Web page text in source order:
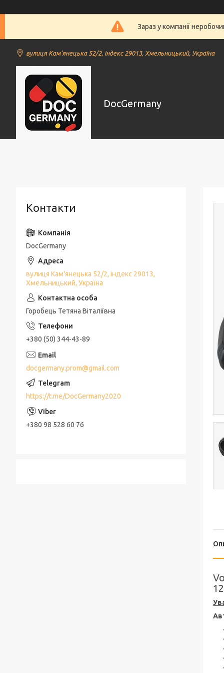
Зараз у компанії
вулиця Кам'янецька 52/2, індекс 29013, Хмельницький, Україна
DocGermany
Контакти
DocGermany
вулиця Кам'янецька 52/2, індекс 29013,
Хмельницький, Україна
Горобець Тетяна Віталіївна
+380 (50) 344-43-89
docgermany.prom@gmail.com
https://t.me/DocGermany2020
+380 98 528 60 76